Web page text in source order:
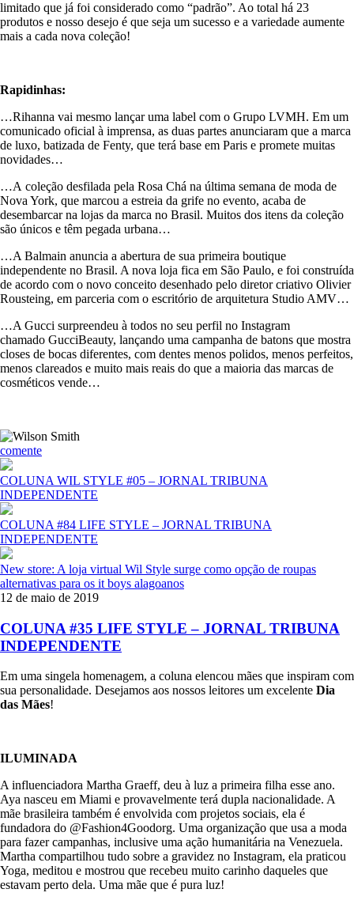
limitado que já foi considerado como “padrão”. Ao total há 23
produtos e nosso desejo é que seja um sucesso e a variedade aumente
mais a cada nova coleção!
Rapidinhas:
…Rihanna vai mesmo lançar uma label com o Grupo LVMH. Em um
comunicado oficial à imprensa, as duas partes anunciaram que a marca
de luxo, batizada de Fenty, que terá base em Paris e promete muitas
novidades…
…A coleção desfilada pela Rosa Chá na última semana de moda de
Nova York, que marcou a estreia da grife no evento, acaba de
desembarcar na lojas da marca no Brasil. Muitos dos itens da coleção
são únicos e têm pegada urbana…
…A Balmain anuncia a abertura de sua primeira boutique
independente no Brasil. A nova loja fica em São Paulo, e foi construída
de acordo com o novo conceito desenhado pelo diretor criativo Olivier
Rousteing, em parceria com o escritório de arquitetura Studio AMV…
…A Gucci surpreendeu à todos no seu perfil no Instagram
chamado GucciBeauty, lançando uma campanha de batons que mostra
closes de bocas diferentes, com dentes menos polidos, menos perfeitos,
menos clareados e muito mais reais do que a maioria das marcas de
cosméticos vende…
comente
COLUNA WIL STYLE #05 – JORNAL TRIBUNA
INDEPENDENTE
COLUNA #84 LIFE STYLE – JORNAL TRIBUNA
INDEPENDENTE
New store: A loja virtual Wil Style surge como opção de roupas
alternativas para os it boys alagoanos
12 de maio de 2019
COLUNA #35 LIFE STYLE – JORNAL TRIBUNA
INDEPENDENTE
Em uma singela homenagem, a coluna elencou mães que inspiram com
sua personalidade. Desejamos aos nossos leitores um excelente Dia
das Mães!
ILUMINADA
A influenciadora Martha Graeff, deu à luz a primeira filha esse ano.
Aya nasceu em Miami e provavelmente terá dupla nacionalidade. A
mãe brasileira também é envolvida com projetos sociais, ela é
fundadora do @Fashion4Goodorg. Uma organização que usa a moda
para fazer campanhas, inclusive uma ação humanitária na Venezuela.
Martha compartilhou tudo sobre a gravidez no Instagram, ela praticou
Yoga, meditou e mostrou que recebeu muito carinho daqueles que
estavam perto dela. Uma mãe que é pura luz!